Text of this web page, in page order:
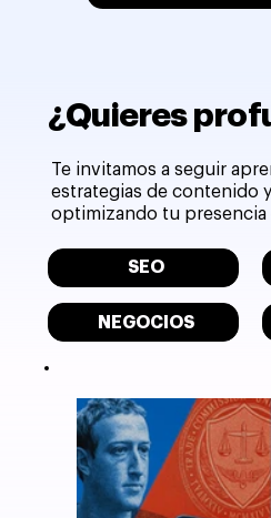
¿Quieres
Te invitamos a seguir
estrategias de contenido
optimizando tu presencia
SEO
NEGOCIOS